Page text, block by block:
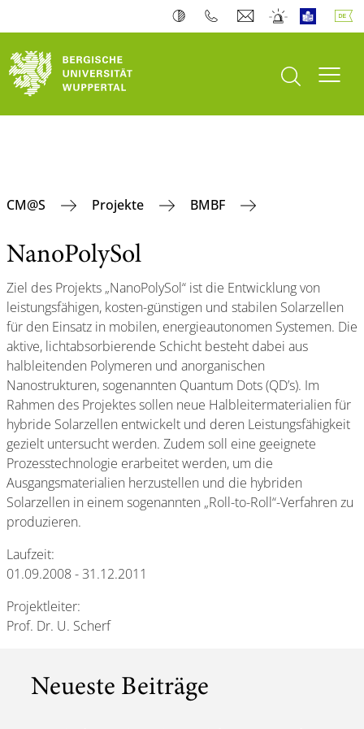
Suche öffnen
CM@S Projekte BMBF
NanoPolySol
Ziel des Projekts „NanoPolySol“ ist die Entwicklung von
leistungsfähigen, kosten-günstigen und stabilen Solarzellen
für den Einsatz in mobilen, energieautonomen Systemen. Die
aktive, lichtabsorbierende Schicht besteht dabei aus
halbleitenden Polymeren und anorganischen
Nanostrukturen, sogenannten Quantum Dots (QD’s). Im
Rahmen des Projektes sollen neue Halbleitermaterialien für
hybride Solarzellen entwickelt und deren Leistungsfähigkeit
gezielt untersucht werden. Zudem soll eine geeignete
Prozesstechnologie erarbeitet werden, um die
Ausgangsmaterialien herzustellen und die hybriden
Solarzellen in einem sogenannten „Roll-to-Roll“-Verfahren zu
produzieren.
Laufzeit:
01.09.2008 - 31.12.2011
Projektleiter:
Prof. Dr. U. Scherf
Neueste Beiträge